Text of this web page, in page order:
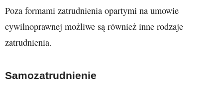
Poza formami zatrudnienia opartymi na umowie
cywilnoprawnej możliwe są również inne rodzaje
zatrudnienia.
Samozatrudnienie